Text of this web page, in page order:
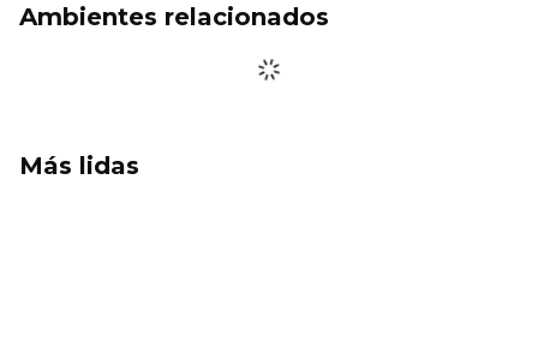
Ambientes relacionados
Más lidas